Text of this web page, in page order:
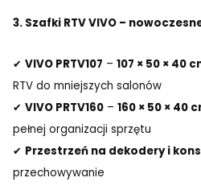
3. Szafki RTV VIVO –
✔ VIVO PRTV107 – 107 × 50 × 40
RTV do mniejszych salonów
✔ VIVO PRTV160 – 160 × 50 × 40
pełnej organizacji sprzętu
✔ Przestrzeń na dekodery i
przechowywanie